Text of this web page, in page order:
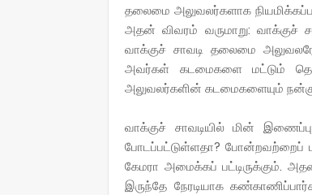
தலைமை அலுவலர்களாக
அதன் விவரம் வருமாறு: வாக்குச்
வாக்குச் சாவடி தலைமை
அவர்கள் கடமைகளை மட்டும்
அலுவலர்களின் கடமைகளையும்
வாக்குச் சாவடியில் மின்
போடப்பட்டுள்ளதா? போன்றவற்றைப்
கேமரா அமைக்கப் பட்டிருக்கும்.
இருந்தே நேரடியாக